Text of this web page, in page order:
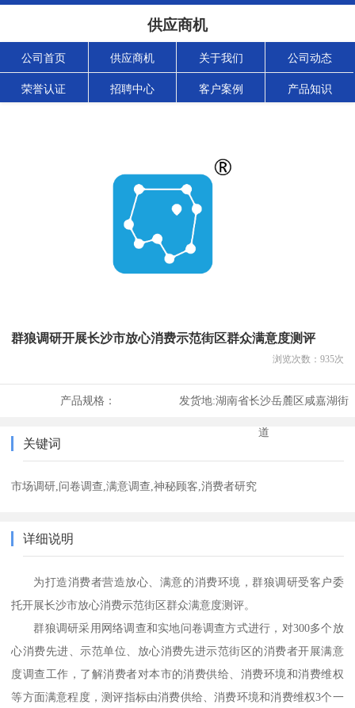
供应商机
公司首页 供应商机 关于我们 公司动态
荣誉认证 招聘中心 客户案例 产品知识
群狼调研开展长沙市放心消费示范街区群众满意度测评
浏览次数： 935次
产品规格： 发货地:湖南省长沙岳麓区咸嘉湖街
道
关键词
市场调研,问卷调查,满意调查,神秘顾客,消费者研究
详细说明
为打造消费者营造放心、满意的消费环境，群狼调研受客户委
托开展长沙市放心消费示范街区群众满意度测评。
群狼调研采用网络调查和实地问卷调查方式进行，对300多个放
心消费先进、示范单位、 放心消费先进示范街区 的消费者开展满意
度调查工作，了解消费者对本市的消费供给、消费环境和消费维权
等方面满意程度，测评指标由消费供给、消费环境和消费维权3个一